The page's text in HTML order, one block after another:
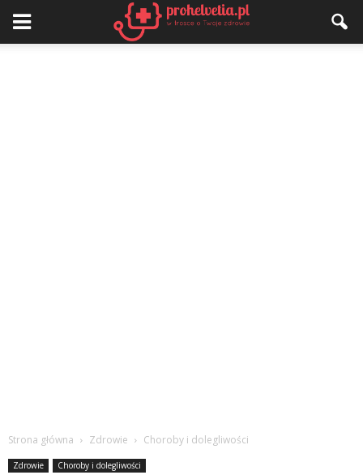
Strona główna Zdrowie Choroby i dolegliwości
Zdrowie Choroby i dolegliwości